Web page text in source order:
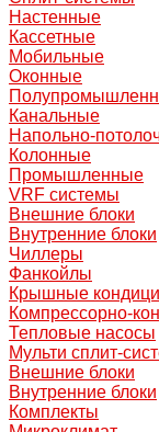
Настенные
Кассетные
Мобильные
Оконные
Канальные
Напольно-
Колонные
Промышленные
VRF системы
Внешние блоки
Внутренние блоки
Чиллеры
Фанкойлы
Крышные
Компрессорно-
Тепловые насосы
Мульти сплит-
Внешние блоки
Внутренние блоки
Комплекты